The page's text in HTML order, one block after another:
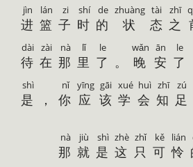
进
jìn
篮
lán
子
zi
时
shí
的
de
状
zhuàng
态
tài
之
zhī
待
dài
在
zài
那
nà
里
lǐ
了
le
。 晚
wǎn
安
ān
了
le
是
shì
， 你
nǐ
应
yīng
该
gāi
学
xué
会
huì
知
zhī
足
zú
那
nà
就
jiù
是
shì
这
zhè
只
zhǐ
可
kě
怜
lián